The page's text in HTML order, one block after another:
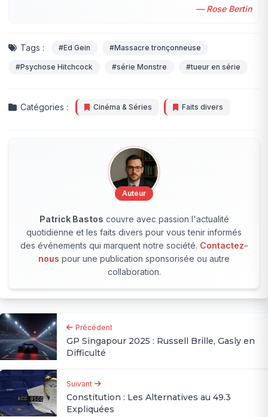
— Rose Bertin
Tags : #Ed Gein #Massacre tronçonneuse
#Psychose Hitchcock #série Monstre #tueur en série
Catégories : Cinéma & Séries Faits divers
Auteur
Patrick Bastos couvre avec passion l'actualité
quotidienne et les faits divers pour vous tenir informés
des événements qui marquent notre société. Contactez-
nous pour une publication sponsorisée ou autre
collaboration.
Précédent
GP Singapour 2025 : Russell Brille, Gasly en
Difficulté
Suivant
Constitution : Les Alternatives au 49.3
Expliquées